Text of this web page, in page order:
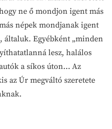
ne ő mondjon igent más
népek mondjanak igent
általuk. Egyébként „minden
lesz, halálos
a síkos úton… Az
az Úr megváltó szeretete